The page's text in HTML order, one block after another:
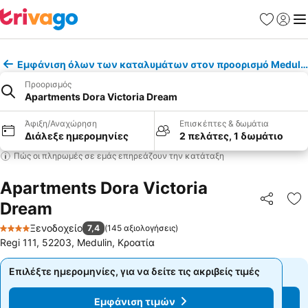
Εμφάνιση όλων των καταλυμάτων στον προορισμό
Προορισμός
Apartments Dora Victoria Dream
Άφιξη/Αναχώρηση
Διάλεξε ημερομηνίες
Επισκέπτες & δωμάτια
2 πελάτες, 1 δωμάτιο
Πώς οι πληρωμές σε εμάς επηρεάζουν την κατάταξη
Apartments Dora Victoria
Dream
4 Αστέρια
Ξενοδοχείο 7,4 (145 αξιολογήσεις)
Regi 111, 52203, Medulin, Κροατία
Επιλέξτε ημερομηνίες, για να δείτε τις ακριβείς τιμές
Εμφάνιση τιμών
Επιλέξτε ημερομηνίες, για να δείτε τις ακριβείς τιμές
Εμφάνιση τιμών